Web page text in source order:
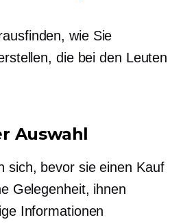
wie Sie
die bei den Leuten
Auswahl
sich, bevor sie einen Kauf
Gelegenheit, ihnen
Informationen